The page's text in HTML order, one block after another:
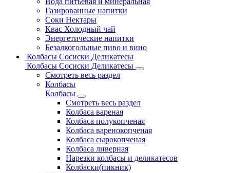
Газированные напитки
Соки Нектары
Квас Холодный чай
Энергетические напитки
Безалкогольные пиво и вино
Колбасы Сосиски Деликатесы
Колбасы Сосиски Деликатесы
Смотреть весь раздел
Колбасы
Колбасы
Смотреть весь раздел
Колбаса вареная
Колбаса полукопченая
Колбаса варенокопченая
Колбаса сырокопченая
Колбаса ливерная
Нарезки колбасы и деликатесов
Колбаски(пикник)